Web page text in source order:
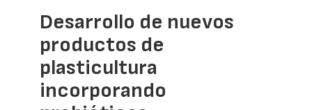
Desarrollo de nuevos
productos de
plasticultura
incorporando